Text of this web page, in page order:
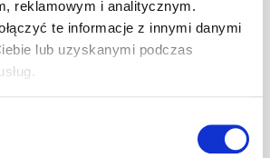
reklamowym i analitycznym.
te informacje z innymi danymi
lub uzyskanymi podczas
Wspornik ławy
komin. U
ciemnobrązowy
szt –